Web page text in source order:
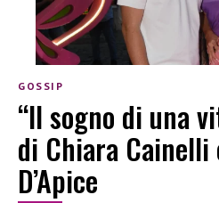
GOSSIP
“Il sogno di una
di Chiara Cainelli
D’Apice